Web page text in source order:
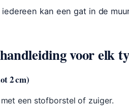
kan een gat in de
voor elk
2 cm)
een stofborstel of zuiger.